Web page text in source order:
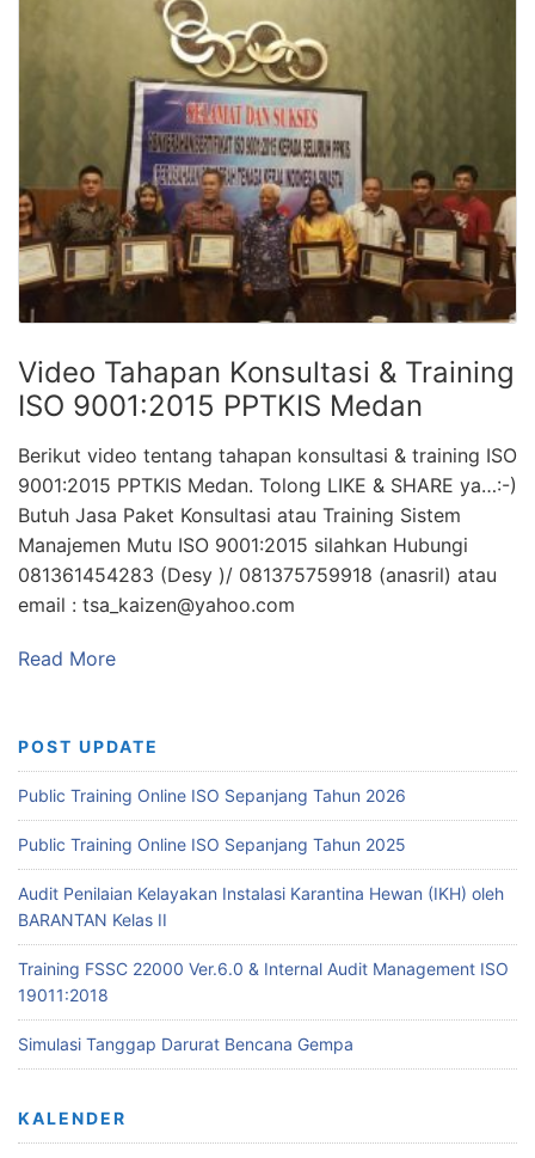
Video Tahapan Konsultasi & Training
ISO 9001:2015 PPTKIS Medan
Berikut video tentang tahapan konsultasi & training ISO
9001:2015 PPTKIS Medan. Tolong LIKE & SHARE ya…:-)
Butuh Jasa Paket Konsultasi atau Training Sistem
Manajemen Mutu ISO 9001:2015 silahkan Hubungi
081361454283 (Desy )/ 081375759918 (anasril) atau
email : tsa_kaizen@yahoo.com
Read More
POST UPDATE
Public Training Online ISO Sepanjang Tahun 2026
Public Training Online ISO Sepanjang Tahun 2025
Audit Penilaian Kelayakan Instalasi Karantina Hewan (IKH) oleh
BARANTAN Kelas II
Training FSSC 22000 Ver.6.0 & Internal Audit Management ISO
19011:2018
Simulasi Tanggap Darurat Bencana Gempa
KALENDER